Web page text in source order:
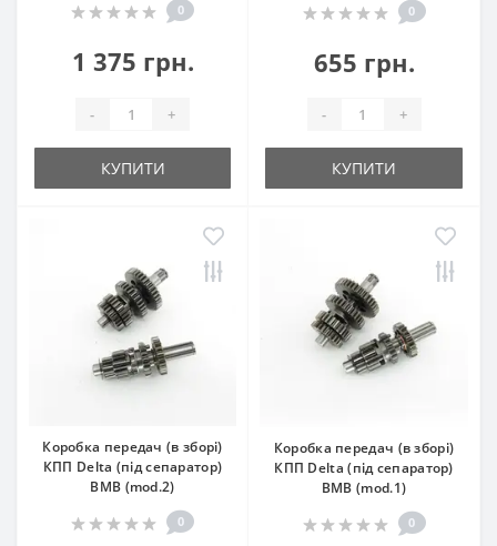
0
1 375 грн.
- +
КУПИТИ
0
655 грн.
- +
КУПИТИ
Коробка передач (в зборі)
КПП Delta (під сепаратор)
BMB (mod.2)
0
Коробка передач (в зборі)
КПП Delta (під сепаратор)
BMB (mod.1)
0